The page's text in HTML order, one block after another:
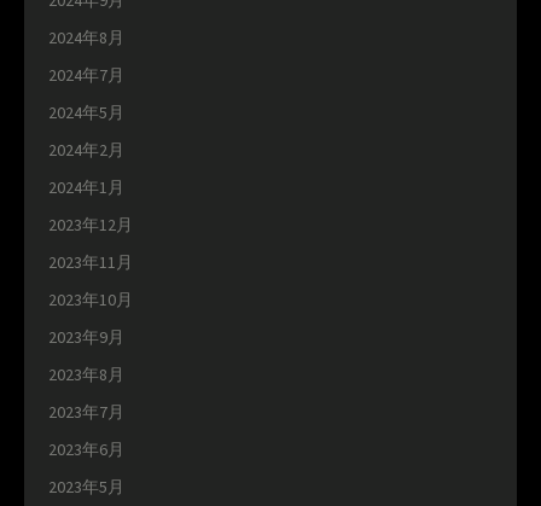
2024年8月
2024年7月
2024年5月
2024年2月
2024年1月
2023年12月
2023年11月
2023年10月
2023年9月
2023年8月
2023年7月
2023年6月
2023年5月